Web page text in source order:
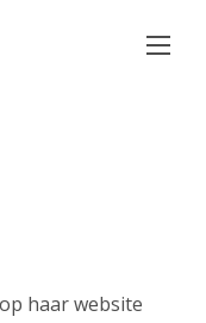
haar website